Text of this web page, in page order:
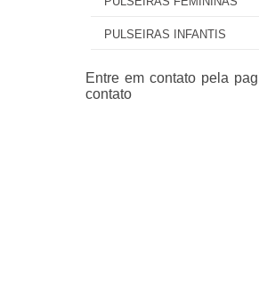
PULSEIRAS INFANTIS